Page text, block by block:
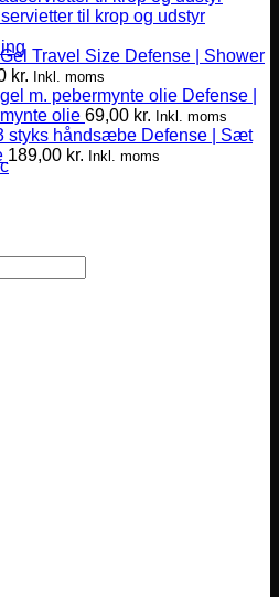
til krop og udstyr
Defense | Shower
kr. Inkl. moms
Defense |
olie 69,00 kr. Inkl. moms
Defense | Sæt
189,00 kr. Inkl. moms